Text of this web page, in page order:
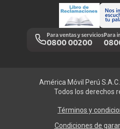
Comprobantes electrónicos
Llamada por llamada
Mensaje de Seguridad
Trabajos de mantenimiento
Para ventas y servicios
0800 00200
Para
América Móvil Perú
Todos los derechos
Términos y
Condiciones de